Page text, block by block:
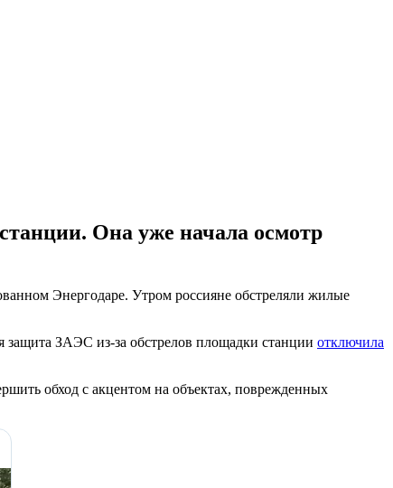
Она уже начала осмотр
Энергодаре. Утром россияне обстреляли жилые
защита ЗАЭС из-за обстрелов площадки станции отключила
обход с акцентом на объектах, поврежденных